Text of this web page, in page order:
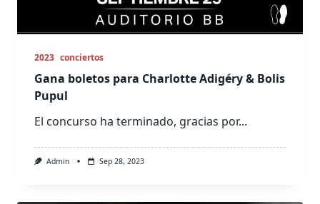
2023 conciertos
Gana boletos para Charlotte Adigéry & Bolis
Pupul
El concurso ha terminado, gracias por...
Admin Sep 28, 2023